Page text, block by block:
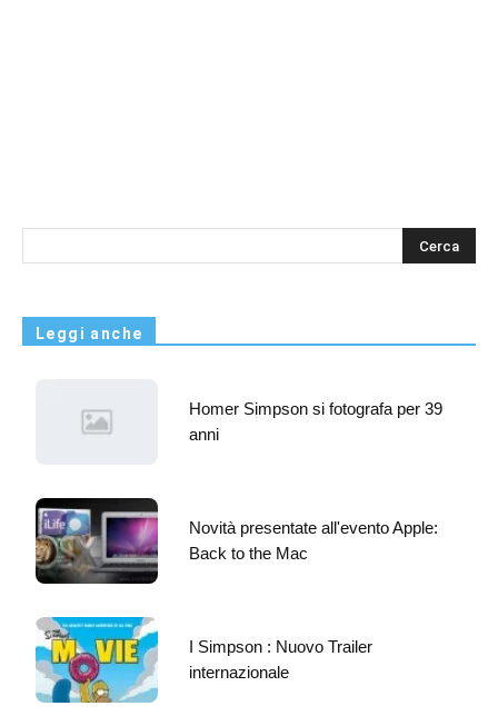
s
Leggi anche
Homer Simpson si fotografa per 39
anni
Novità presentate all'evento Apple:
Back to the Mac
I Simpson : Nuovo Trailer
internazionale